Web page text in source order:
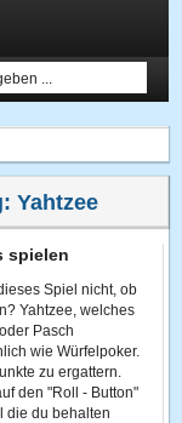
Yahtzee
spielen
Spiel nicht, ob
Yahtzee, welches
Pasch
wie Würfelpoker.
zu ergattern.
den "Roll - Button"
die du behalten